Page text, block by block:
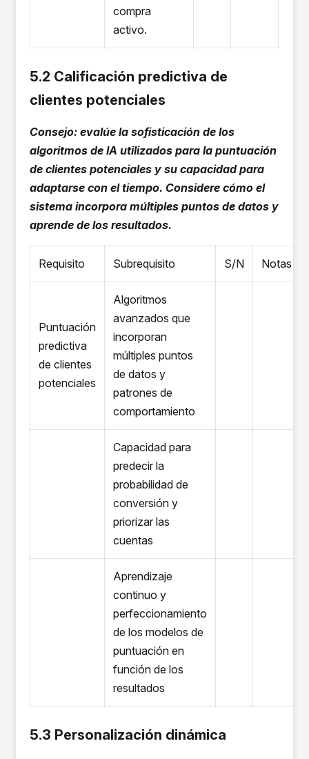
compra
activo.
5.2 Calificación predictiva de
clientes potenciales
Consejo: evalúe la sofisticación de los
algoritmos de IA utilizados para la puntuación
de clientes potenciales y su capacidad para
adaptarse con el tiempo. Considere cómo el
sistema incorpora múltiples puntos de datos y
aprende de los resultados.
Requisito Subrequisito S/N Notas
Puntuación
predictiva
de clientes
potenciales
Algoritmos
avanzados que
incorporan
múltiples puntos
de datos y
patrones de
comportamiento
Capacidad para
predecir la
probabilidad de
conversión y
priorizar las
cuentas
Aprendizaje
continuo y
perfeccionamiento
de los modelos de
puntuación en
función de los
resultados
5.3 Personalización dinámica